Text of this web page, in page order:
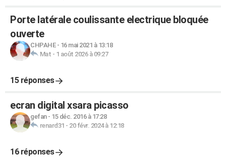
Porte latérale coulissante electrique bloquée
ouverte
CHPAHE- 16 mai 2021 à 13:18
Mat - 1 août 2026 à 09:27
15 réponses
ecran digital xsara picasso
gefan- 15 déc. 2016 à 17:28
renard31 - 20 févr. 2024 à 12:18
16 réponses